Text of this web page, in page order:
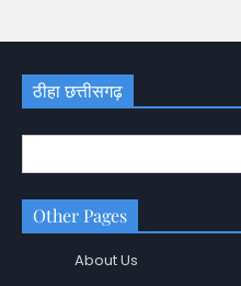
ठीहा छत्तीसगढ़
Other Pages
About Us